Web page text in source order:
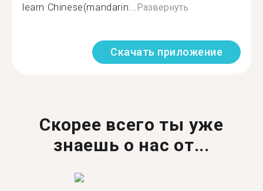
learn Chinese(mandarin...Развернуть
Скачать приложение
Скорее всего ты уже
знаешь о нас от...